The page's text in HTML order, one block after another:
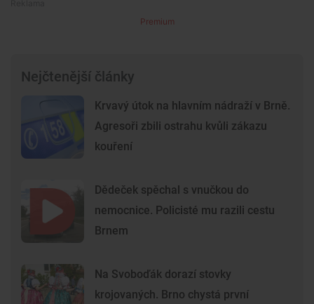
Premium
Nejčtenější články
Krvavý útok na hlavním nádraží v Brně.
Agresoři zbili ostrahu kvůli zákazu
kouření
Dědeček spěchal s vnučkou do
nemocnice. Policisté mu razili cestu
Brnem
Na Svoboďák dorazí stovky
krojovaných. Brno chystá první